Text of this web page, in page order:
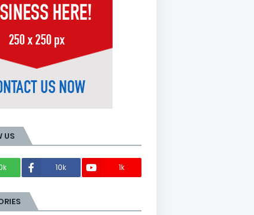
US
10k 1k